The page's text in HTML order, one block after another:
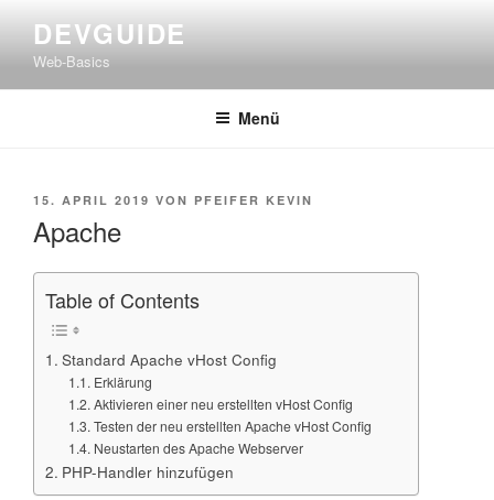
springen
DEVGUIDE
Web-Basics
Menü
VERÖFFENTLICHT
15. APRIL 2019 VON PFEIFER KEVIN
Apache
Table of Contents
Standard Apache vHost Config
Erklärung
Aktivieren einer neu erstellten vHost Config
Testen der neu erstellten Apache vHost Config
Neustarten des Apache Webserver
PHP-Handler hinzufügen